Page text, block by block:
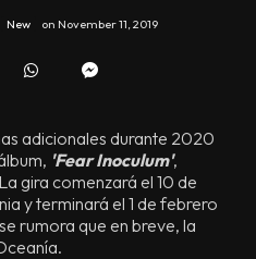
New on November 11, 2019
adicionales durante 2020
'Fear Inoculum',
gira comenzará el 10 de
y terminará el 1 de febrero
rumora que en breve, la